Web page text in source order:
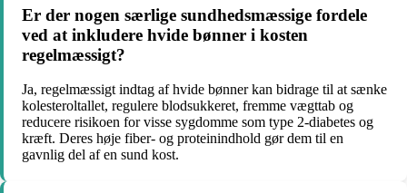
Er der nogen særlige sundhedsmæssige fordele
ved at inkludere hvide bønner i kosten
regelmæssigt?
Ja, regelmæssigt indtag af hvide bønner kan bidrage til at sænke
kolesteroltallet, regulere blodsukkeret, fremme vægttab og
reducere risikoen for visse sygdomme som type 2-diabetes og
kræft. Deres høje fiber- og proteinindhold gør dem til en
gavnlig del af en sund kost.